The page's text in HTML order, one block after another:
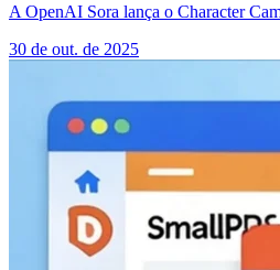
A OpenAI Sora lança o Character
30 de out. de 2025